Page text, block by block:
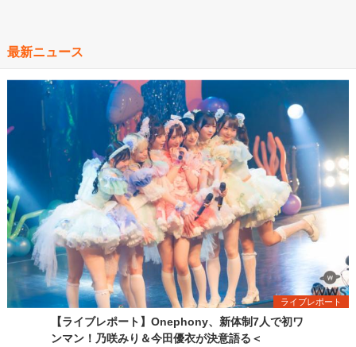
最新ニュース
ライブレポート
【ライブレポート】Onephony、新体制7人で初ワ
ンマン！乃咲みり＆今田優衣が決意語る＜